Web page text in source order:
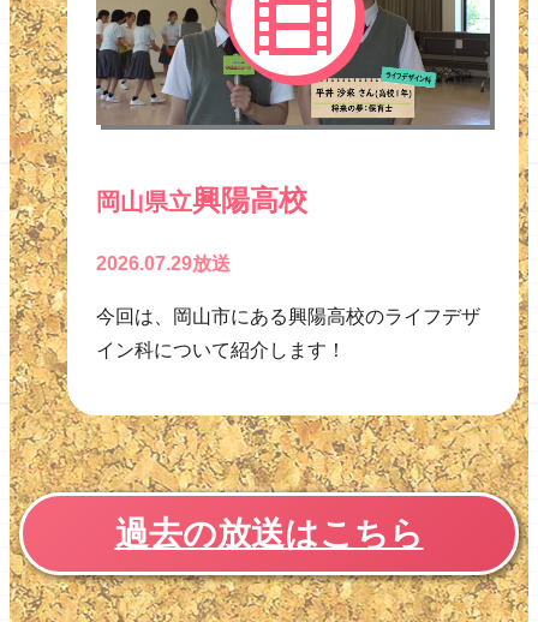
岡山県立興陽高校
2026.07.29放送
今回は、岡山市にある興陽高校のライフデザ
イン科について紹介します！
過去の放送はこちら